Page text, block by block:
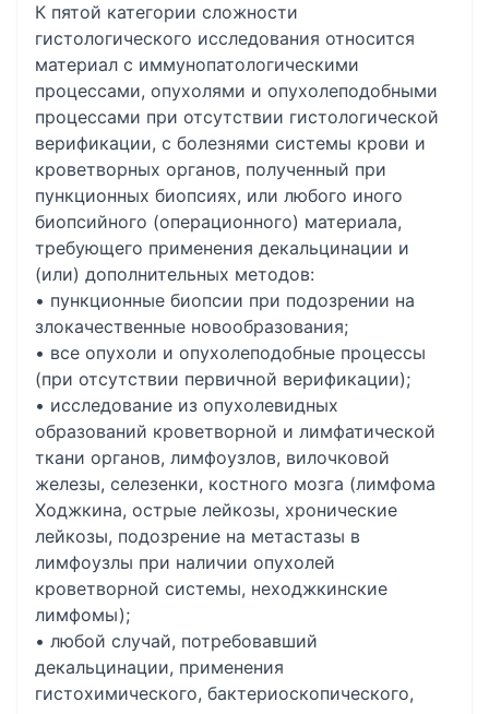
К пятой категории сложности
гистологического исследования относится
материал с иммунопатологическими
процессами, опухолями и опухолеподобными
процессами при отсутствии гистологической
верификации, с болезнями системы крови и
кроветворных органов, полученный при
пункционных биопсиях, или любого иного
биопсийного (операционного) материала,
требующего применения декальцинации и
(или) дополнительных методов:
• пункционные биопсии при подозрении на
злокачественные новообразования;
• все опухоли и опухолеподобные процессы
(при отсутствии первичной верификации);
• исследование из опухолевидных
образований кроветворной и лимфатической
ткани органов, лимфоузлов, вилочковой
железы, селезенки, костного мозга (лимфома
Ходжкина, острые лейкозы, хронические
лейкозы, подозрение на метастазы в
лимфоузлы при наличии опухолей
кроветворной системы, неходжкинские
лимфомы);
• любой случай, потребовавший
декальцинации, применения
гистохимического, бактериоскопического,